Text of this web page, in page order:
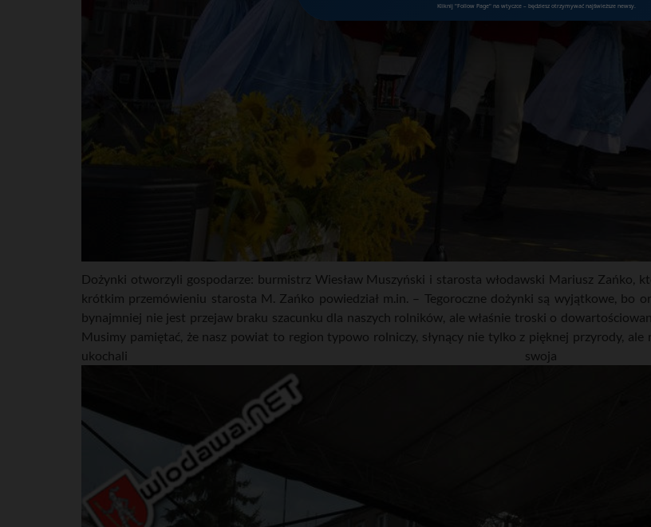
Kliknij "Follow Page" na wtyczce – będziesz otrzymywać najświeższe newsy.
Dożynki otworzyli gospodarze: burmistrz Wiesław Muszyński i starosta włodawski Mariusz Zańko,
krótkim przemówieniu starosta M. Zańko powiedział m.in. – Tegoroczne dożynki są wyjątkowe, bo
bynajmniej nie jest przejaw braku szacunku dla naszych rolników, ale właśnie troski o
Musimy pamiętać, że nasz powiat to region typowo rolniczy, słynący nie tylko z pięknej przyrody,
ukochali